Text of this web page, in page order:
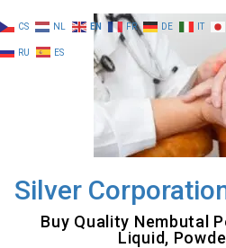
to
content
Silver
Buy Quality Nembutal
Liquid,
CS NL EN FR DE IT
RU ES